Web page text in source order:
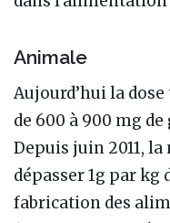
Animale
Aujourd’hui la
de 600 à 900 mg
Depuis juin 2011,
dépasser 1g par kg
fabrication des